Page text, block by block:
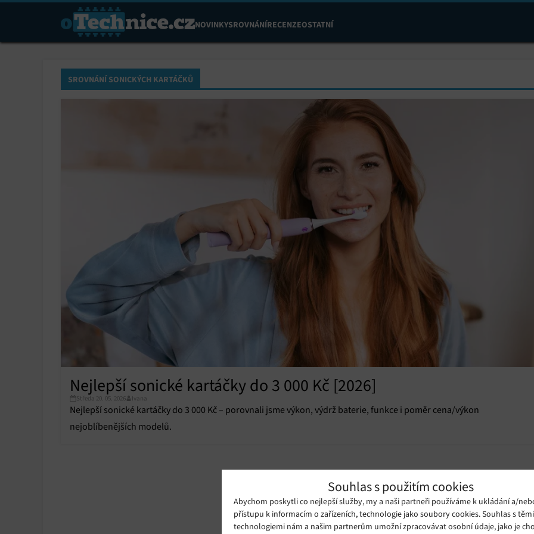
Souhlas s použitím cookies
Abychom poskytli co nejlepší služby, my a naši partneři používáme k ukládání a/
přístupu k informacím o zařízeních, technologie jako soubory cookies. Souhlas s
technologiemi nám a našim partnerům umožní zpracovávat osobní údaje, jako je
NOVINKYSROVNÁNÍRECENZEOSTATNÍ
SROVNÁNÍ SONICKÝCH KARTÁČKŮ
Nejlepší sonické kartáčky do 3 000 Kč [2026]
Středa 20. 05. 2026 Ivana
Nejlepší sonické kartáčky do 3 000 Kč – porovnali jsme výkon, výdrž baterie, funkce i poměr cena/výkon
nejoblíbenějších modelů.